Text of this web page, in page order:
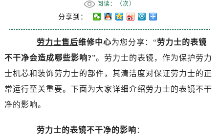
金华市金东区东市南街777号金华万达广场写字楼4号楼22层2209室（需提前预约）
绍兴市越城区胜利东路379号世茂天际中心写字楼8层805室（需提前预约）
嘉兴市南湖区广益路705号嘉兴世界贸易中心写字楼A座13层1304室（需提前预约）
南昌市红谷滩新区红谷中大道998号绿地双子塔（中央广场）A1座办公楼14层07室（需提前预约）
济南市历下区经十路11111号华润中心写字楼（万象城）15层1508室（需提前预约）
阅读：（次）
分享到：
劳力士售后维修中心为您分享：“劳力士的表镜
不干净会造成哪些影响?”。劳力士的表镜，作为保护劳力
士机芯和装饰劳力士的部件，其清洁度对保证劳力士的正
常运行至关重要。下面为大家详细介绍劳力士的表镜不干
净的影响。
劳力士的表镜不干净的影响 ：